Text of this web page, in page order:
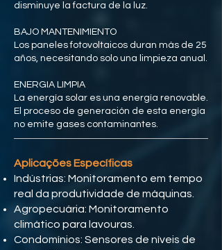
disminuye la factura de la luz.
BAJO MANTENIMIENTO
Los paneles fotovoltaicos duran más de 25
años, necesitando solo una limpieza anual.
ENERGIA LIMPIA
La energía solar es una energía renovable.
El proceso de generación de esta energía
no emite gases contaminantes.
Aplicações Específicas
Indústrias: Monitoramento em tempo
real da produtividade de máquinas.
Agropecuária: Monitoramento
climático para lavouras.
Condomínios: Sensores de níveis de